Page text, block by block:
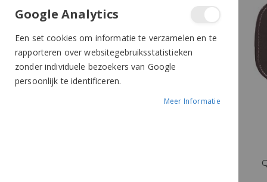
Premiere
Whis
KLEUR
Google Analytics
Een set cookies om informatie te verzamelen en te
rapporteren over websitegebruiksstatistieken
zonder individuele bezoekers van Google
persoonlijk te identificeren.
Meer Informatie